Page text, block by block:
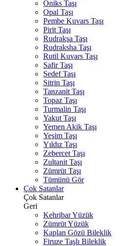
Oniks Taşı
Opal Taşı
Pembe Kuvars Taşı
Pirit Taşı
Rudrakşa Taşı
Rudraksha Taşı
Rutil Kuvars Taşı
Safir Taşı
Sedef Taşı
Sitrin Taşı
Tanzanit Taşı
Topaz Taşı
Turmalin Taşı
Yakut Taşı
Yemen Akik Taşı
Yeşim Taşı
Yıldız Taşı
Zebercet Taşı
Zultanit Taşı
Zümrüt Taşı
Tümünü Gör
Çok Satanlar
Çok Satanlar
Geri
Kehribar Yüzük
Zümrüt Yüzük
Kaplan Gözü Bileklik
Firuze Taşlı Bileklik